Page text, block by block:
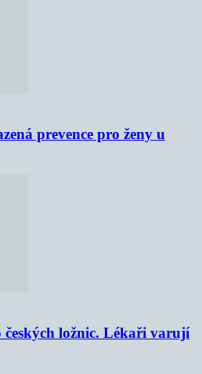
prevence pro ženy u
ložnic. Lékaři varují